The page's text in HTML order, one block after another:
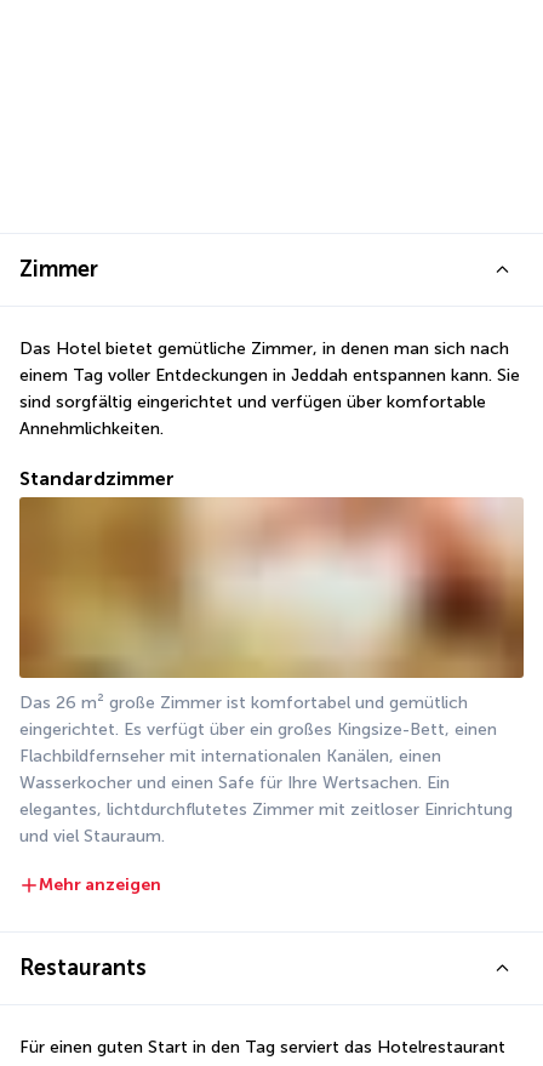
Zimmer
Das Hotel bietet gemütliche Zimmer, in denen man sich nach
einem Tag voller Entdeckungen in Jeddah entspannen kann. Sie
sind sorgfältig eingerichtet und verfügen über komfortable
Annehmlichkeiten.
Standardzimmer
Das 26 m² große Zimmer ist komfortabel und gemütlich
eingerichtet. Es verfügt über ein großes Kingsize-Bett, einen
Flachbildfernseher mit internationalen Kanälen, einen
Wasserkocher und einen Safe für Ihre Wertsachen. Ein
elegantes, lichtdurchflutetes Zimmer mit zeitloser Einrichtung
und viel Stauraum.
Mehr anzeigen
Restaurants
Für einen guten Start in den Tag serviert das Hotelrestaurant